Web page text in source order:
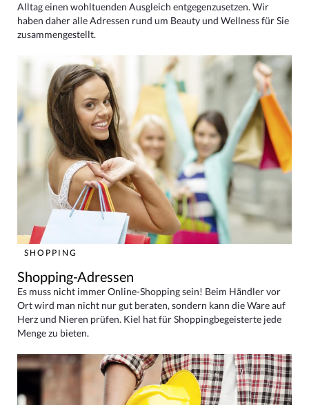
Alltag einen wohltuenden Ausgleich entgegenzusetzen. Wir
haben daher alle Adressen rund um Beauty und Wellness für Sie
zusammengestellt.
SHOPPING
Shopping-Adressen
Es muss nicht immer Online-Shopping sein! Beim Händler vor
Ort wird man nicht nur gut beraten, sondern kann die Ware auf
Herz und Nieren prüfen. Kiel hat für Shoppingbegeisterte jede
Menge zu bieten.